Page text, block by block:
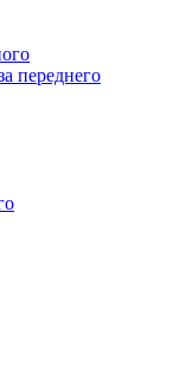
переднего